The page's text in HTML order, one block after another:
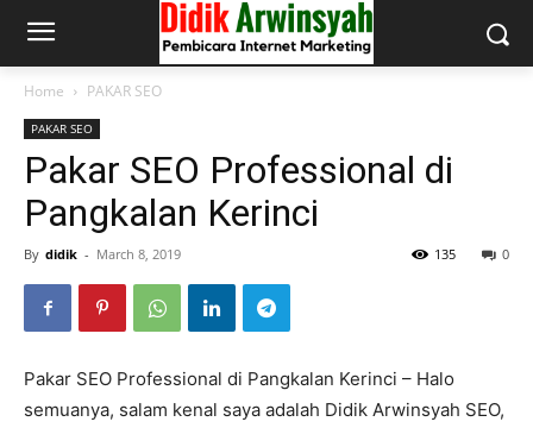
Home PAKAR SEO
PAKAR SEO
Pakar SEO Professional di
Pangkalan Kerinci
By didik - March 8, 2019 0
135
Pakar SEO Professional di Pangkalan Kerinci – Halo
semuanya, salam kenal saya adalah Didik Arwinsyah SEO,